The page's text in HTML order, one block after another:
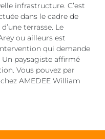
infrastructure. C’est
dans le cadre de
terrasse. Le
ou ailleurs est
qui demande
Un paysagiste affirmé
Vous pouvez par
AMEDEE William